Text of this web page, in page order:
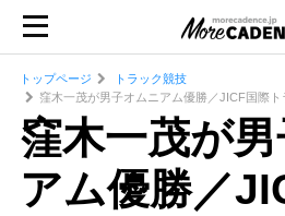
トップページ
トラック競技
窪木一茂が男子オムニアム優勝／JICF国際
窪木一茂が
アム優勝／